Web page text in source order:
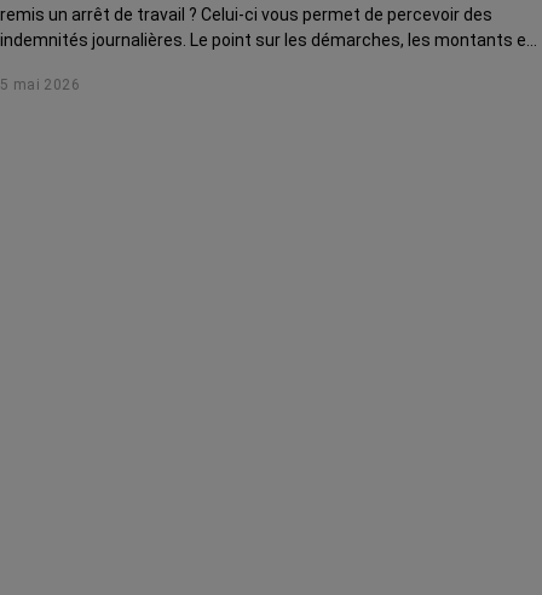
remis un arrêt de travail ? Celui-ci vous permet de percevoir des
indemnités journalières. Le point sur les démarches, les montants et
5 mai 2026